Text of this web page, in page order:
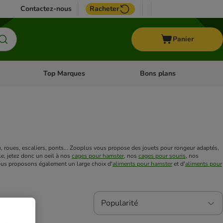
Contactez-nous Racheter
Panier
Oiseau
Dérouler les catégories: Cheval
Top Marques Dérouler les catégories: Top
Bons plans
escaliers, ponts... Zooplus vous propose des jouets pour rongeur adaptés,
jetez donc un oeil à nos cages pour hamster, nos cages pour souris, nos
proposons également un large choix d'aliments pour hamsteret d'aliments pour
Popularité